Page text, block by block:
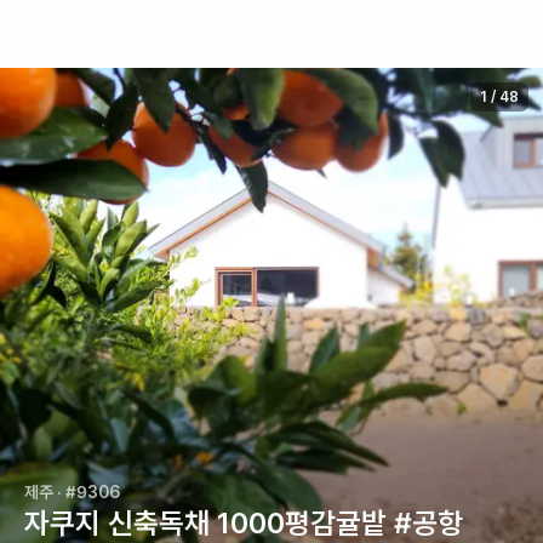
제주 · #9306
자쿠지 신축독채 1000평감귤밭 #공항
1 / 48